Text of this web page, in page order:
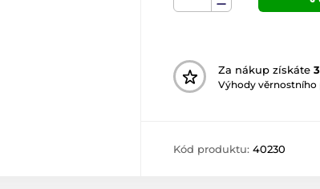
Za nákup získáte
Výhody věrnostního
Kód produktu: 40230